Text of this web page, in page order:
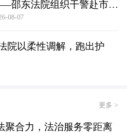
邵东法院组织干警赴市禁
育基地参观学习
08-07
院以柔性调解，跑出护
更多 >
聚合力，法治服务零距离